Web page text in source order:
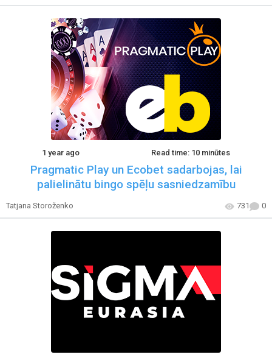
1 year ago Read time: 10 minūtes
Pragmatic Play un Ecobet sadarbojas, lai
palielinātu bingo spēļu sasniedzamību
Tatjana Storoženko 731 0